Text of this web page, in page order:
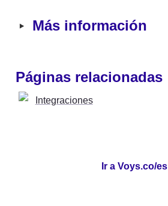
‣ Más información
Páginas relacionadas
Integraciones
Ir a Voys.co/es